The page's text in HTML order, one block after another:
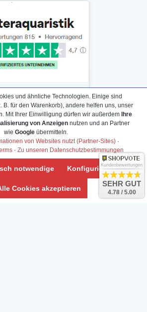
/Widerrufs­formular
AGB & Info
Impressum
und Entsorgung
Vertrag widerrufen
und ähnliche Technologien. Einige sind
B. für den Warenkorb), andere helfen uns, unser
Mit Ihrer Einwilligung dürfen wir außerdem Ihre
von Anzeigennutzen und an Partner
wie Googleübermitteln.
von Websites nutzt (Partner-Sites) ·
· Zu unseren Datenschutzbestimmungen
notwendige Konfigurieren
Cookies akzeptieren
Kundenbewertungen
SEHR GUT
4.78 / 5.00